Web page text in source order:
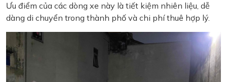
Ưu điểm của các dòng xe này là tiết kiệm nhiên liệu, dễ
dàng di chuyển trong thành phố và chi phí thuê hợp lý.